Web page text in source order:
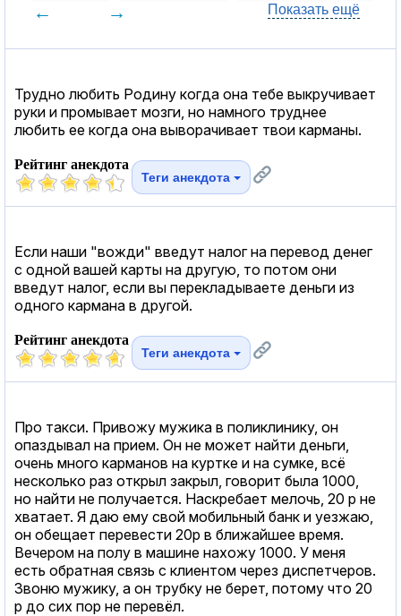
← → Показать ещё
Трудно любить Родину когда она тебе выкручивает
руки и промывает мозги, но намного труднее
любить ее когда она выворачивает твои карманы.
Рейтинг анекдота
Теги анекдота
Если наши "вожди" введут налог на перевод денег
с одной вашей карты на другую, то потом они
введут налог, если вы перекладываете деньги из
одного кармана в другой.
Рейтинг анекдота
Теги анекдота
Про такси. Привожу мужика в поликлинику, он
опаздывал на прием. Он не может найти деньги,
очень много карманов на куртке и на сумке, всё
несколько раз открыл закрыл, говорит была 1000,
но найти не получается. Наскребает мелочь, 20 р не
хватает. Я даю ему свой мобильный банк и уезжаю,
он обещает перевести 20р в ближайшее время.
Вечером на полу в машине нахожу 1000. У меня
есть обратная связь с клиентом через диспетчеров.
Звоню мужику, а он трубку не берет, потому что 20
р до сих пор не перевёл.